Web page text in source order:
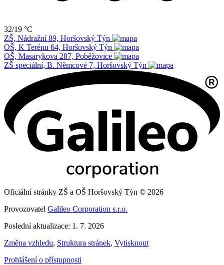
32/19 °C
ZŠ, Nádražní 89, Horšovský Týn
OŠ, K Terénu 64, Horšovský Týn
OŠ, Masarykova 287, Poběžovice
ZŠ speciální, B. Němcové 7, Horšovský Týn
Oficiální stránky ZŠ a OŠ Horšovský Týn © 2026
Provozovatel Galileo Corporation s.r.o.
Poslední aktualizace: 1. 7. 2026
Změna vzhledu, Struktura stránek, Vytisknout
Prohlášení o přístupnosti